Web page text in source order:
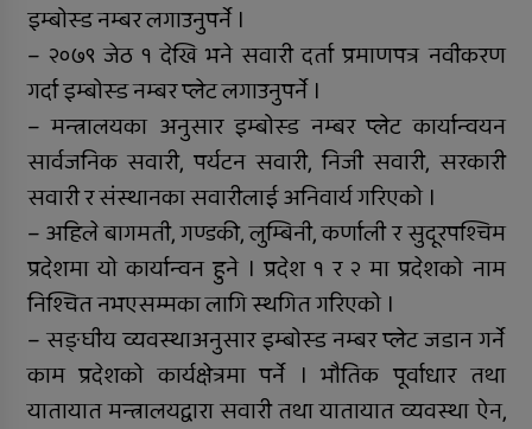
इम्बोस्ड नम्बर लगाउनुपर्ने ।
– २०७९ जेठ १ देखि भने सवारी दर्ता प्रमाणपत्र नवीकरण
गर्दा इम्बोस्ड नम्बर प्लेट लगाउनुपर्ने ।
– मन्त्रालयका अनुसार इम्बोस्ड नम्बर प्लेट कार्यान्वयन
सार्वजनिक सवारी, पर्यटन सवारी, निजी सवारी, सरकारी
सवारी र संस्थानका सवारीलाई अनिवार्य गरिएको ।
– अहिले बागमती, गण्डकी, लुम्बिनी, कर्णाली र सुदूरपश्चिम
प्रदेशमा यो कार्यान्वन हुने । प्रदेश १ र २ मा प्रदेशको नाम
निश्चित नभएसम्मका लागि स्थगित गरिएको ।
– सङ्घीय व्यवस्थाअनुसार इम्बोस्ड नम्बर प्लेट जडान गर्ने
काम प्रदेशको कार्यक्षेत्रमा पर्ने । भौतिक पूर्वाधार तथा
यातायात मन्त्रालयद्वारा सवारी तथा यातायात व्यवस्था ऐन,